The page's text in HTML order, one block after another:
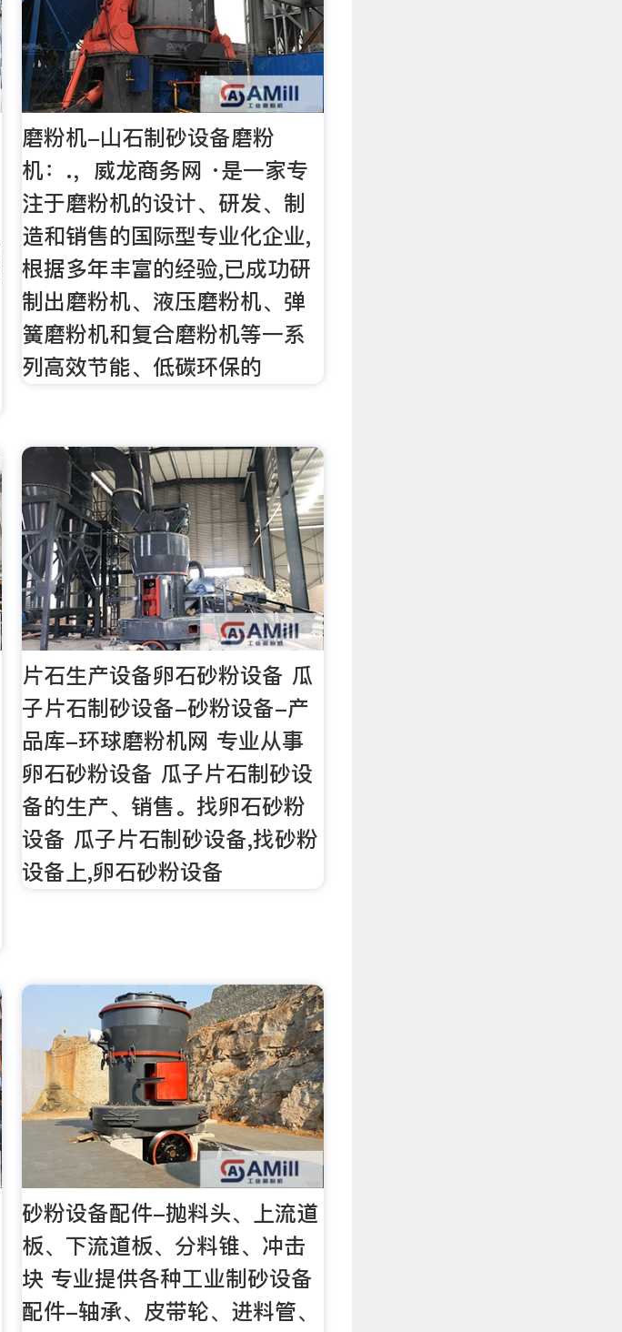
磨粉机-山石制砂设备磨粉
机：.，威龙商务网 ·是一家专
注于磨粉机的设计、研发、制
造和销售的国际型专业化企业,
根据多年丰富的经验,已成功研
制出磨粉机、液压磨粉机、弹
簧磨粉机和复合磨粉机等一系
列高效节能、低碳环保的
片石生产设备卵石砂粉设备 瓜
子片石制砂设备-砂粉设备-产
品库-环球磨粉机网 专业从事
卵石砂粉设备 瓜子片石制砂设
备的生产、销售。找卵石砂粉
设备 瓜子片石制砂设备,找砂粉
设备上,卵石砂粉设备
砂粉设备配件-抛料头、上流道
板、下流道板、分料锥、冲击
块 专业提供各种工业制砂设备
配件-轴承、皮带轮、进料管、